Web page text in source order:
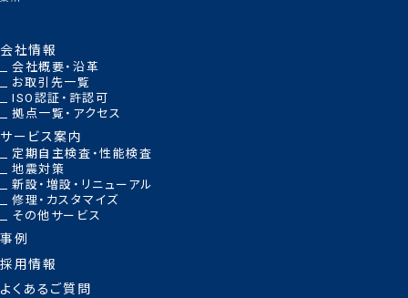
会社情報
会社概要・沿革
お取引先一覧
ISO認証・許認可
拠点一覧・アクセス
サービス案内
定期自主検査・性能検査
地震対策
新設・増設・リニューアル
修理・カスタマイズ
その他サービス
事例
採用情報
よくあるご質問